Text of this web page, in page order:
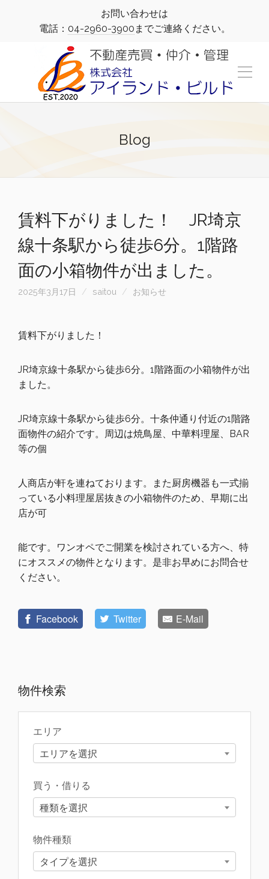
お問い合わせは
電話： 04-2960-3900 までご連絡ください。
Blog
賃料下がりました！ JR埼京
線十条駅から徒歩6分。1階路
面の小箱物件が出ました。
2025年3月17日 saitou お知らせ
賃料下がりました！
JR埼京線十条駅から徒歩6分。 1階路面の小箱物件が出
ました。
JR埼京線十条駅から徒歩6分。十条仲通り付近の1階路
面物件の紹介です。周辺は焼鳥屋、中華料理屋、BAR
等の個
人商店が軒を連ねております。また厨房機器も一式揃
っている小料理屋居抜きの小箱物件のため、早期に出
店が可
能です。ワンオペでご開業を検討されている方へ、特
にオススメの物件となります。是非お早めにお問合せ
ください。
Facebook Twitter E-Mail
物件検索
エリア
エリアを選択
買う・借りる
種類を選択
物件種類
タイプを選択